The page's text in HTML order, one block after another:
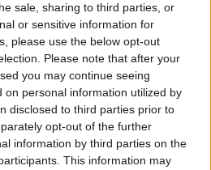
sale, sharing to third parties, or
or sensitive information for
please use the below opt-out
Please note that after your
you may continue seeing
on personal information utilized by
disclosed to third parties prior to
opt-out of the further
information by third parties on the
This information may